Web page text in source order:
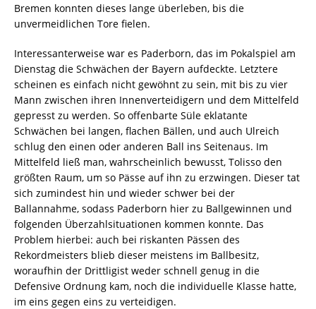
Bremen konnten dieses lange überleben, bis die
unvermeidlichen Tore fielen.
Interessanterweise war es Paderborn, das im Pokalspiel am
Dienstag die Schwächen der Bayern aufdeckte. Letztere
scheinen es einfach nicht gewöhnt zu sein, mit bis zu vier
Mann zwischen ihren Innenverteidigern und dem Mittelfeld
gepresst zu werden. So offenbarte Süle eklatante
Schwächen bei langen, flachen Bällen, und auch Ulreich
schlug den einen oder anderen Ball ins Seitenaus. Im
Mittelfeld ließ man, wahrscheinlich bewusst, Tolisso den
größten Raum, um so Pässe auf ihn zu erzwingen. Dieser tat
sich zumindest hin und wieder schwer bei der
Ballannahme, sodass Paderborn hier zu Ballgewinnen und
folgenden Überzahlsituationen kommen konnte. Das
Problem hierbei: auch bei riskanten Pässen des
Rekordmeisters blieb dieser meistens im Ballbesitz,
woraufhin der Drittligist weder schnell genug in die
Defensive Ordnung kam, noch die individuelle Klasse hatte,
im eins gegen eins zu verteidigen.